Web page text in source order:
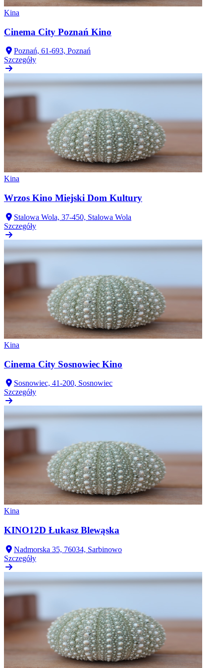
Kina
Cinema City Poznań Kino
Poznań, 61-693, Poznań
Szczegóły
Kina
Wrzos Kino Miejski Dom Kultury
Stalowa Wola, 37-450, Stalowa Wola
Szczegóły
Kina
Cinema City Sosnowiec Kino
Sosnowiec, 41-200, Sosnowiec
Szczegóły
Kina
KINO12D Łukasz Blewąska
Nadmorska 35, 76034, Sarbinowo
Szczegóły